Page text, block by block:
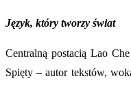
Język, który tworzy świat
Centralną postacią Lao
Spięty – autor tekstów,